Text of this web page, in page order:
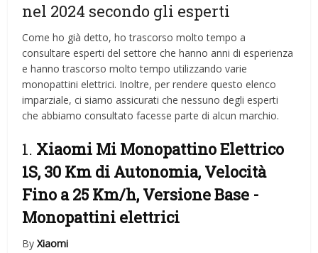
nel 2024 secondo gli esperti
Come ho già detto, ho trascorso molto tempo a
consultare esperti del settore che hanno anni di esperienza
e hanno trascorso molto tempo utilizzando varie
monopattini elettrici. Inoltre, per rendere questo elenco
imparziale, ci siamo assicurati che nessuno degli esperti
che abbiamo consultato facesse parte di alcun marchio.
1. Xiaomi Mi Monopattino Elettrico
1S, 30 Km di Autonomia, Velocità
Fino a 25 Km/h, Versione Base -
Monopattini elettrici
ByXiaomi